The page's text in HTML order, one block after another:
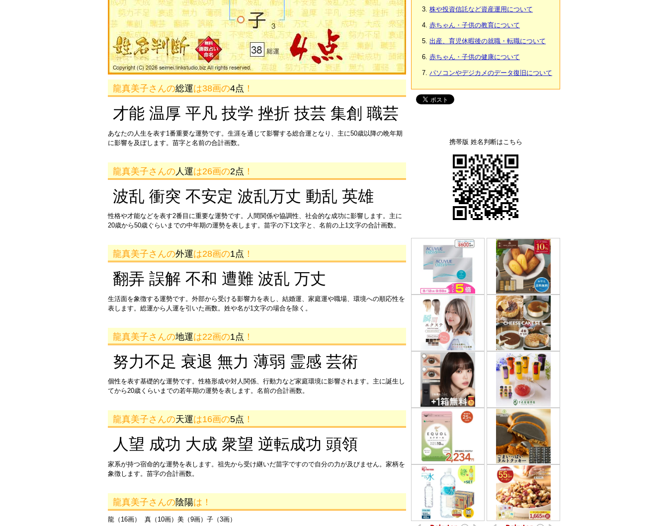
龍真美子さんの総運は38画の4点 ！
才能 温厚 平凡 技学 挫折 技芸 集創 職芸
あなたの人生を表す1番重要な運勢です。生涯を通じて影響する総合運となり、主に50歳以降の晩年期
に影響を及ぼします。苗字と名前の合計画数。
龍真美子さんの 人運は26画の2点 ！
波乱 衝突 不安定 波乱万丈 動乱 英雄
性格や才能などを表す2番目に重要な運勢です。人間関係や協調性、社会的な成功に影響します。主に
20歳から50歳ぐらいまでの中年期の運勢を表します。苗字の下1文字と、名前の上1文字の合計画数。
龍真美子さんの外運は28画の1点 ！
翻弄 誤解 不和 遭難 波乱 万丈
生活面を象徴する運勢です。外部から受ける影響力を表し、結婚運、家庭運や職場、環境への順応性を
表します。総運から人運を引いた画数。姓や名が1文字の場合を除く。
龍真美子さんの地運は22画の1点 ！
努力不足 衰退 無力 薄弱 霊感 芸術
個性を表す基礎的な運勢です。性格形成や対人関係、行動力など家庭環境に影響されます。主に誕生し
てから20歳くらいまでの若年期の運勢を表します。名前の合計画数。
龍真美子さんの天運は16画の5点 ！
人望 成功 大成 衆望 逆転成功 頭領
家系が持つ宿命的な運勢を表します。祖先から受け継いだ苗字ですので自分の力が及びません。家柄を
象徴します。苗字の合計画数。
龍真美子さんの陰陽は！
龍（16画） 真（10画）美（9画）子（3画）
株や投資信託など資産運用について
赤ちゃん・子供の教育について
出産、育児休暇後の就職・転職について
赤ちゃん・子供の健康について
パソコンやデジカメのデータ復旧について
携帯版 姓名判断はこちら